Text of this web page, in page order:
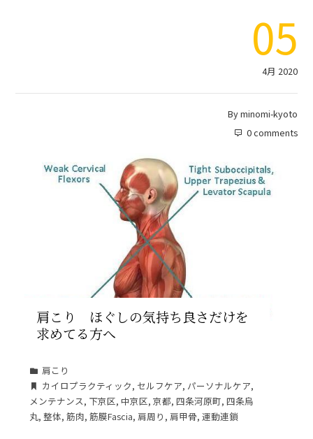
05
4月 2020
Byminomi-kyoto
0 comments
肩こり ほぐしの気持ち良さだけを
求めてる方へ
肩こり
カイロプラクティック, セルフケア, パーソナルケア,
メンテナンス, 下京区,中京区,京都,四条河原町,四条烏
丸,整体,筋肉,筋膜Fascia,肩周り ,肩甲骨,運動連鎖